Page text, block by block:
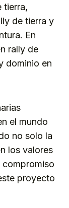
tierra,
de tierra y
En
rally de
dominio en
el mundo
no solo la
los valores
proyecto